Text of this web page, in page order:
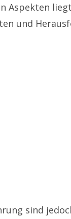
Aspekten
und
sind